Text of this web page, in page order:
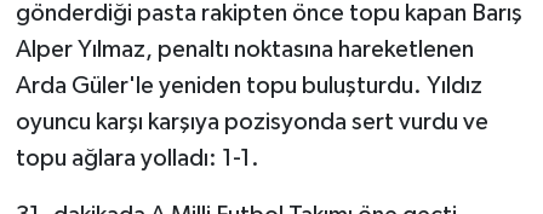
gönderdiği pasta rakipten önce topu kapan Barış
Alper Yılmaz, penaltı noktasına hareketlenen
Arda Güler'le yeniden topu buluşturdu. Yıldız
oyuncu karşı karşıya pozisyonda sert vurdu ve
topu ağlara yolladı: 1-1.